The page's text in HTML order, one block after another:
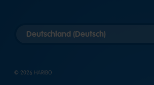
auswählen
© 2026 HARIBO